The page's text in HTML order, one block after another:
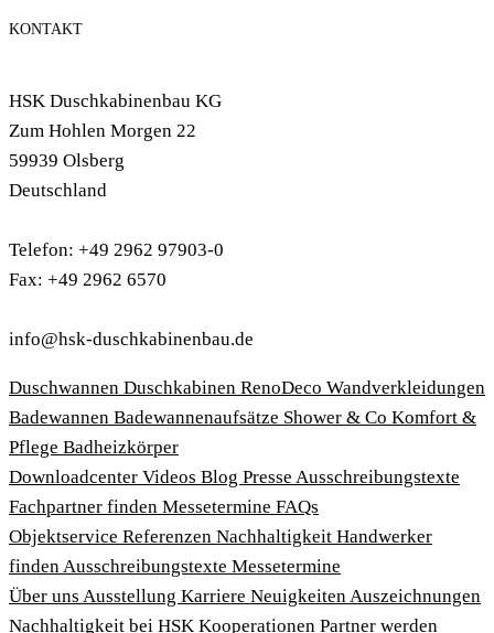
KONTAKT
HSK Duschkabinenbau KG
Zum Hohlen Morgen 22
59939 Olsberg
Deutschland
Telefon: +49 2962 97903-0
Fax: +49 2962 6570
info@hsk-duschkabinenbau.de
Duschwannen Duschkabinen RenoDeco Wandverkleidungen
Badewannen Badewannenaufsätze Shower & Co Komfort &
Pflege Badheizkörper
Download­center Videos Blog Presse Ausschreibungstexte
Fachpartner finden Messetermine FAQs
Objektservice Referenzen Nachhaltigkeit Handwerker
finden Ausschreibungstexte Messetermine
Über uns Ausstellung Karriere Neuigkeiten Auszeichnungen
Nachhaltigkeit bei HSK Kooperationen Partner werden